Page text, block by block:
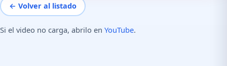
← Volver al listado
Si el video no carga, abrilo en YouTube.